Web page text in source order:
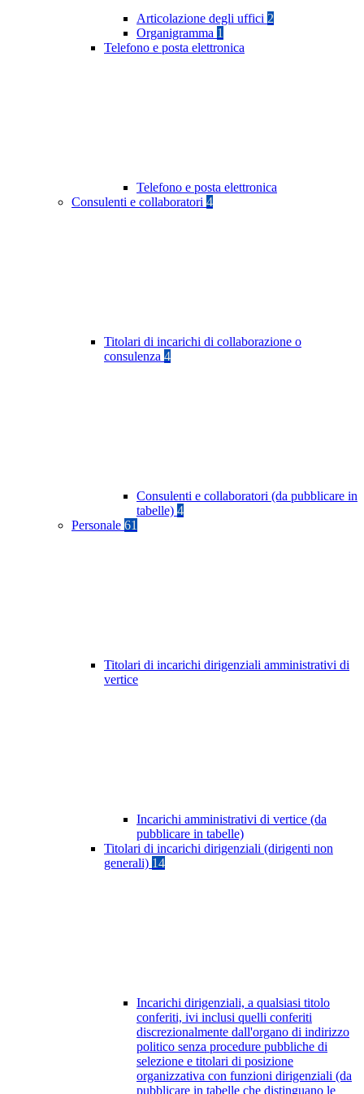
Articolazione degli uffici 2
Organigramma 1
Telefono e posta elettronica
Telefono e posta elettronica
Consulenti e collaboratori 4
Titolari di incarichi di collaborazione o
consulenza 4
Consulenti e collaboratori (da pubblicare in
tabelle) 4
Personale 61
Titolari di incarichi dirigenziali amministrativi di
vertice
Incarichi amministrativi di vertice (da
pubblicare in tabelle)
Titolari di incarichi dirigenziali (dirigenti non
generali) 14
Incarichi dirigenziali, a qualsiasi titolo
conferiti, ivi inclusi quelli conferiti
discrezionalmente dall'organo di indirizzo
politico senza procedure pubbliche di
selezione e titolari di posizione
organizzativa con funzioni dirigenziali (da
pubblicare in tabelle che distinguano le